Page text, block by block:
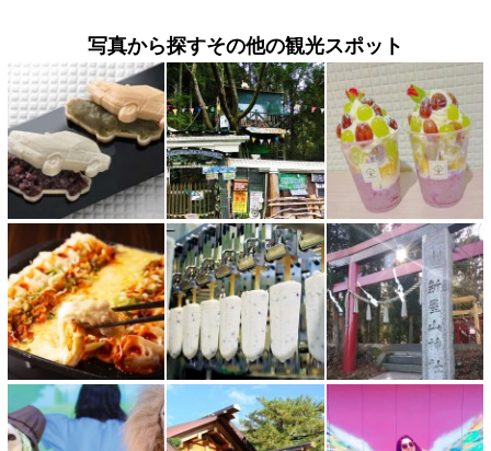
写真から探すその他の観光スポット